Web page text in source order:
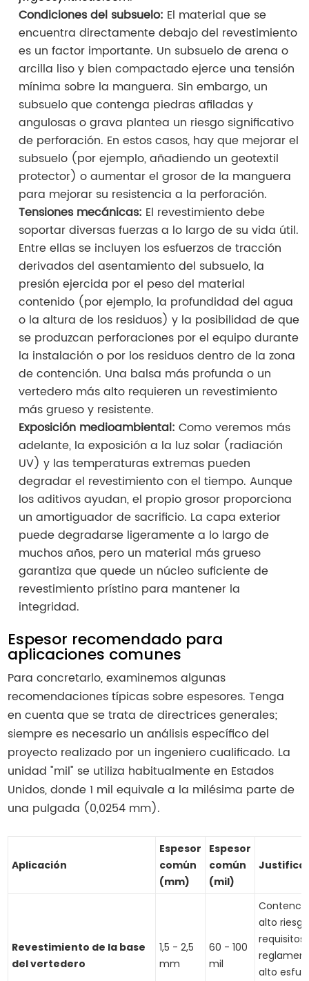
Condiciones del subsuelo: El material que se
encuentra directamente debajo del revestimiento
es un factor importante. Un subsuelo de arena o
arcilla liso y bien compactado ejerce una tensión
mínima sobre la manguera. Sin embargo, un
subsuelo que contenga piedras afiladas y
angulosas o grava plantea un riesgo significativo
de perforación. En estos casos, hay que mejorar el
subsuelo (por ejemplo, añadiendo un geotextil
protector) o aumentar el grosor de la manguera
para mejorar su resistencia a la perforación.
Tensiones mecánicas: El revestimiento debe
soportar diversas fuerzas a lo largo de su vida útil.
Entre ellas se incluyen los esfuerzos de tracción
derivados del asentamiento del subsuelo, la
presión ejercida por el peso del material
contenido (por ejemplo, la profundidad del agua
o la altura de los residuos) y la posibilidad de que
se produzcan perforaciones por el equipo durante
la instalación o por los residuos dentro de la zona
de contención. Una balsa más profunda o un
vertedero más alto requieren un revestimiento
más grueso y resistente.
Exposición medioambiental: Como veremos más
adelante, la exposición a la luz solar (radiación
UV) y las temperaturas extremas pueden
degradar el revestimiento con el tiempo. Aunque
los aditivos ayudan, el propio grosor proporciona
un amortiguador de sacrificio. La capa exterior
puede degradarse ligeramente a lo largo de
muchos años, pero un material más grueso
garantiza que quede un núcleo suficiente de
revestimiento prístino para mantener la
integridad.
Espesor recomendado para
aplicaciones comunes
Para concretarlo, examinemos algunas
recomendaciones típicas sobre espesores. Tenga
en cuenta que se trata de directrices generales;
siempre es necesario un análisis específico del
proyecto realizado por un ingeniero cualificado. La
unidad "mil" se utiliza habitualmente en Estados
Unidos, donde 1 mil equivale a la milésima parte de
una pulgada (0,0254 mm).
Aplicación
Espesor
común
(mm)
Espesor
común
(mil)
Revestimiento de la base
del vertedero
1,5 - 2,5
mm
60 - 100
mil
alto
requisitos
alto